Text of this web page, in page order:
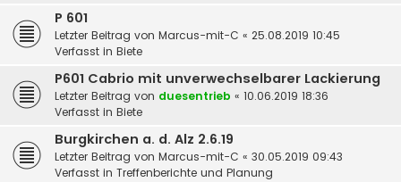
P 601
Letzter Beitrag von Marcus-mit-C « 25.08.2019 10:45
Verfasst in Biete
P601 Cabrio mit unverwechselbarer Lackierung
Letzter Beitrag von duesentrieb « 10.06.2019 18:36
Verfasst in Biete
Burgkirchen a. d. Alz 2.6.19
Letzter Beitrag von Marcus-mit-C « 30.05.2019 09:43
Verfasst in Treffenberichte und Planung